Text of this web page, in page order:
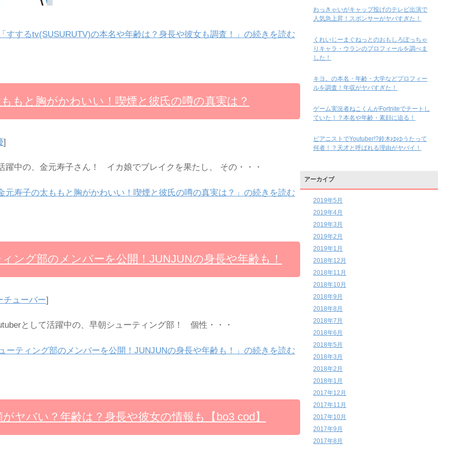
すするtv(SUSURUTV)の本名や年齢は？身長や彼女も調査！」の続きを読む
もと胸がかわいい！喫煙と彼氏の噂の真実は？
]
中の、金元寿子さん！ イカ娘でブレイクを果たし、 その・・・
元寿子の太ももと胸がかわいい！喫煙と彼氏の噂の真実は？」の続きを読む
ング部のメンバーを公開！JUNJUNの身長や年齢も！
チューバー]
として活躍中の、早朝シューティング部！ 個性・・・
ーティング部のメンバーを公開！JUNJUNの身長や年齢も！」の続きを読む
ヤバい？年齢は？身長や彼女の情報も【bo3 cod】
わっきゃいがキャップ投げのテレビ出演で
人気急上昇！スポンサーがヤバすぎた！
くれいじーまぐねっとのおもしろぽっちゃ
りキャラ・ウランのプロフィールを調べま
した！
キヨ。の本名・年齢・大学などプロフィー
ルを調査！年収がヤバすぎた！
ゲーム実況者ねこくんがFortniteでチートし
ていた！？本名や年齢・素顔に迫る！
ピアニストでYoutuber!?鈴木ゆゆうたって
何者！？天才と呼ばれる理由がヤバイ！
アーカイブ
2019年5月
2019年4月
2019年3月
2019年2月
2019年1月
2018年12月
2018年11月
2018年10月
2018年9月
2018年8月
2018年7月
2018年6月
2018年5月
2018年3月
2018年2月
2018年1月
2017年12月
2017年11月
2017年10月
2017年9月
2017年8月